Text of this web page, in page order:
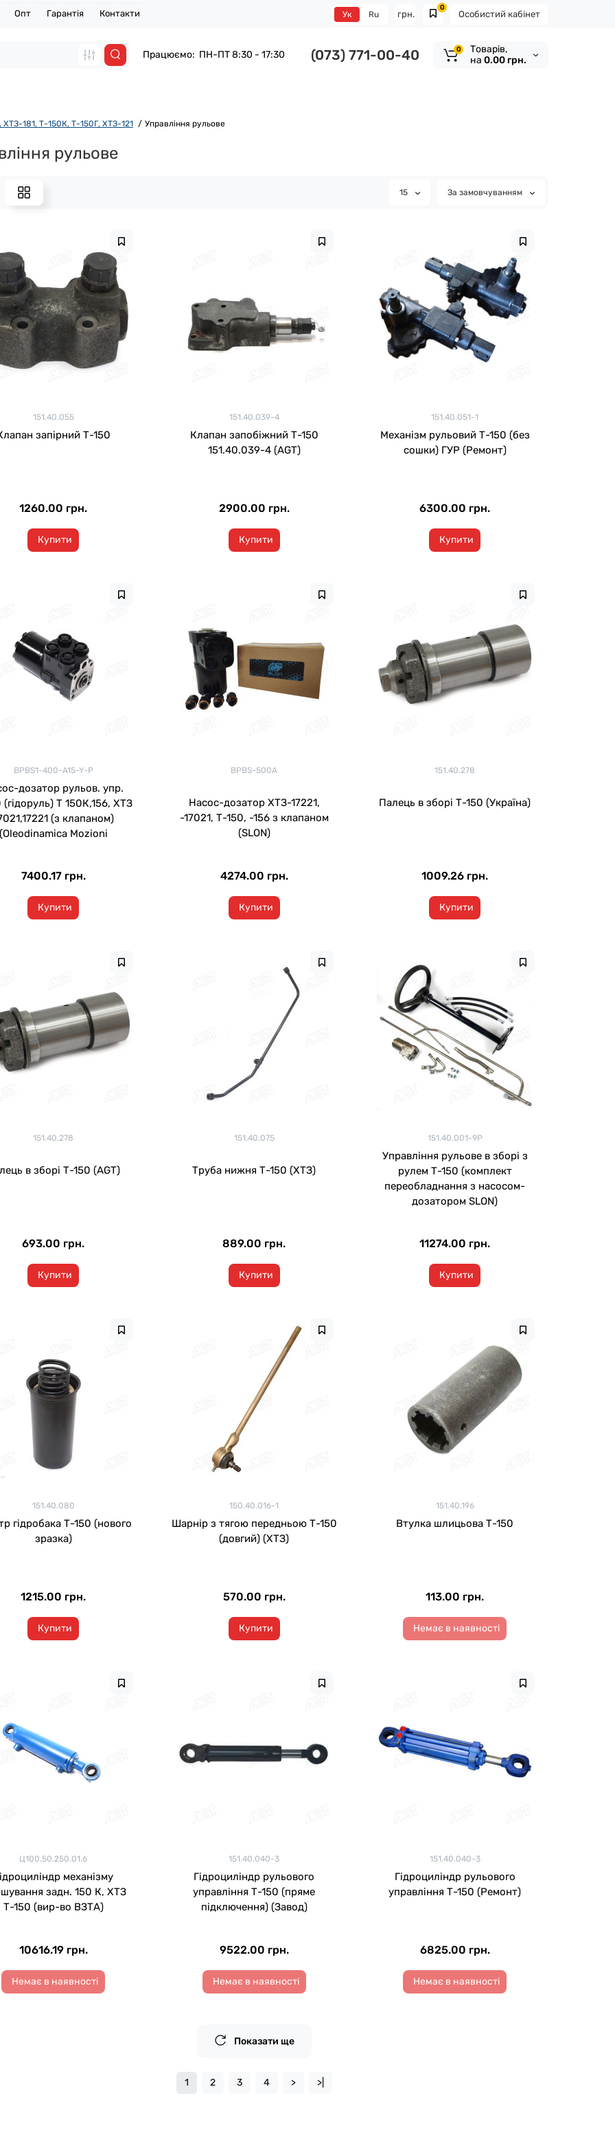
Опт Гарантія Контакти Особистий кабінет
0
грн.
Ук Ru
Працюємо: ПН-ПТ 8:30 - 17:30 (073) 771-00-40 0
Tоварів,
на 0.00 грн.
ХТЗ-181, Т-150К, Т-150Г, ХТЗ-121 Управління рульове
рульове
15 За замовчуванням
151.40.055
запірний Т-150
1260.00 грн.
Купити
151.40.039-4
Клапан запобіжний Т-150
151.40.039-4 (AGT)
2900.00 грн.
Купити
151.40.051-1
Механізм рульовий Т-150 (без
сошки) ГУР (Ремонт)
6300.00 грн.
Купити
BPBS1-400-A15-Y-P
дозатор рульов. упр.
(гідоруль) Т 150К,156, ХТЗ
(з клапаном)
Mozioni
7400.17 грн.
Купити
BPBS-500A
Насос-дозатор ХТЗ-17221,
-17021, Т-150, -156 з клапаном
(SLON)
4274.00 грн.
Купити
151.40.278
Палець в зборі Т-150 (Україна)
1009.26 грн.
Купити
151.40.278
в зборі Т-150 (АGТ)
693.00 грн.
Купити
151.40.075
Труба нижня Т-150 (ХТЗ)
889.00 грн.
Купити
151.40.001-9Р
Управління рульове в зборі з
рулем Т-150 (комплект
переобладнання з насосом-
дозатором SLON)
11274.00 грн.
Купити
151.40.080
Т-150 (нового
зразка)
1215.00 грн.
Купити
150.40.016-1
Шарнір з тягою передньою Т-150
(довгий) (ХТЗ)
570.00 грн.
Купити
151.40.196
Втулка шлицьова Т-150
113.00 грн.
Немає в наявності
Ц100.50.250.01.6
механізму
задн. 150 К, ХТЗ
Т-150 (вир-во ВЗТА)
10616.19 грн.
Немає в наявності
151.40.040-3
Гідроциліндр рульового
управління Т-150 (пряме
підключення) (Завод)
9522.00 грн.
Немає в наявності
151.40.040-3
Гідроциліндр рульового
управління Т-150 (Ремонт)
6825.00 грн.
Немає в наявності
Показати ще
1 2 3 4 > >|